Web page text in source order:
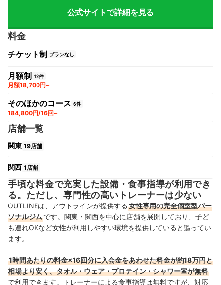
公式サイトで詳細を見る
料金
チケット制 プランなし
月額制 12件
月額18,700円~
そのほかのコース 6件
184,800円/16回~
店舗一覧
関東 19店舗
関西 1店舗
手頃な料金で充実した設備・食事指導が利用でき
る。ただし、専門性の高いトレーナーは少ない
OUTLINEは、アウトラインが提供する 女性専用の完全個室型パー
ソナルジムです。関東・関西を中心に店舗を展開しており、子ど
も連れOKなど女性が利用しやすい環境を提供していると謳ってい
ます。
1時間あたりの料金×16回分に入会金をあわせた料金が約18万円と
相場より安く、タオル・ウェア・プロテイン・シャワー室が無料
で利用できます。トレーナーによる食事指導は無料ですが、対応